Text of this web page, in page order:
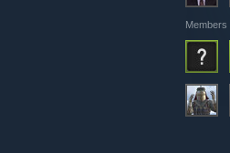
Members